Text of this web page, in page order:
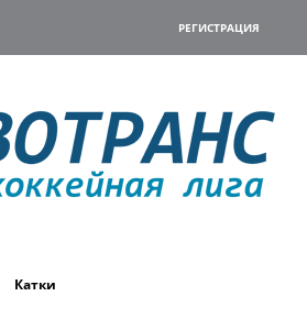
РЕГИСТРАЦИЯ
Катки